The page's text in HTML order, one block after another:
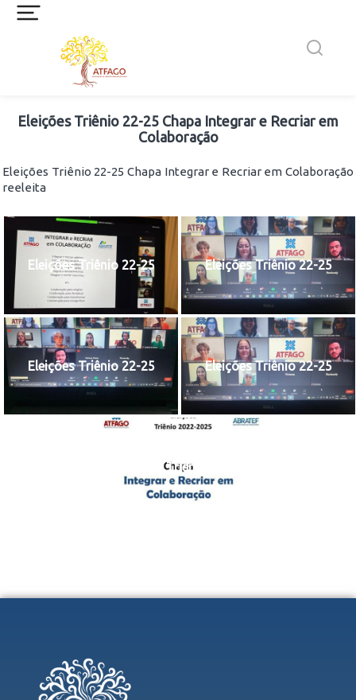
Eleições Triênio 22-25 Chapa Integrar e Recriar em
Colaboração
Eleições Triênio 22-25 Chapa Integrar e Recriar em Colaboração
reeleita
Eleições Triênio 22-25 Eleições Triênio 22-25
Eleições Triênio 22-25 Eleições Triênio 22-25
Eleições Triênio 22-25